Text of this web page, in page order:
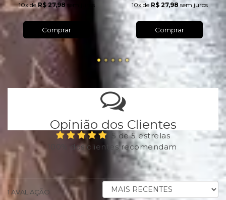
10xdeR$ 27,98sem juros
Comprar
10xde R$ 27,98 sem juros
Comprar
Opinião dos Clientes
5 de 5 estrelas
100% dos clientes recomendam
1 AVALIAÇÃO
ORDENAR
AVALIAÇÕES